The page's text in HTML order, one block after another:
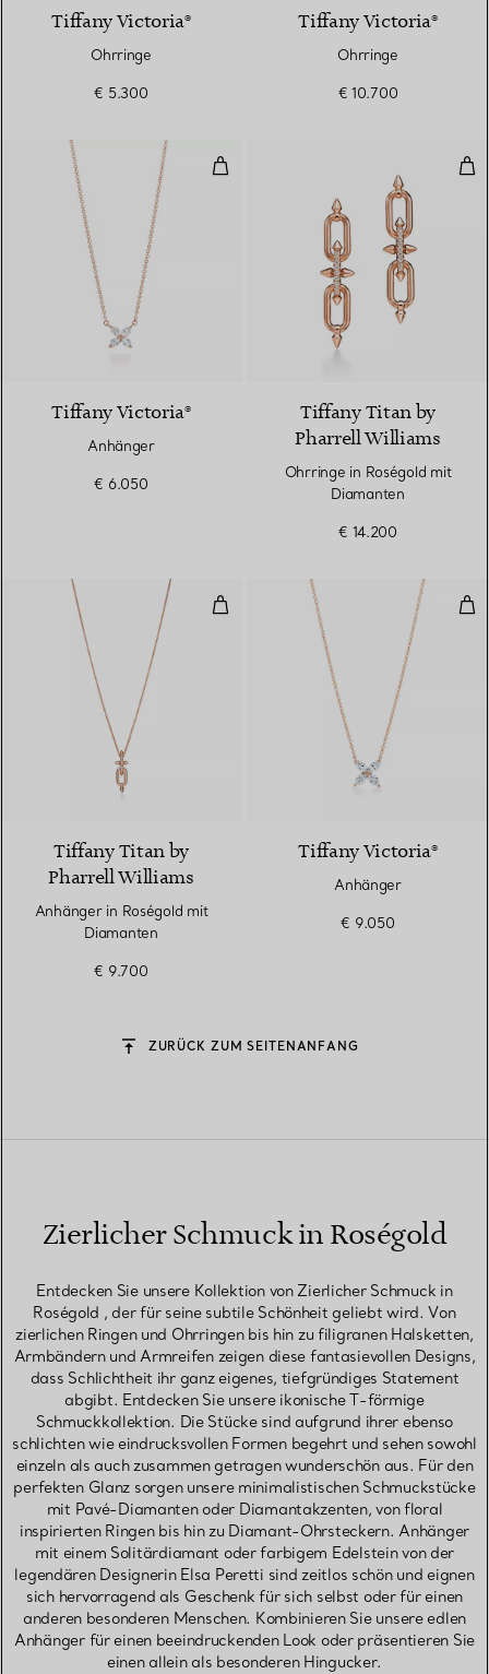
Tiffany Victoria®
Ohrringe
€ 5.300
Tiffany Victoria®
Ohrringe
€ 10.700
Anhänger
2 Materialien
Tiffany Victoria®
Anhänger
€ 6.050
Tiffany Titan by
Pharrell Williams
Ohrringe in Roségold mit
Diamanten
€ 14.200
Anhänger in Roségold mit
2 Materialien
Tiffany Titan by
Pharrell Williams
Anhänger in Roségold mit
Diamanten
€ 9.700
Tiffany Victoria®
Anhänger
€ 9.050
ZURÜCK ZUM SEITENANFANG
Zierlicher Schmuck in Roségold
Entdecken Sie unsere Kollektion von Zierlicher Schmuck in
Roségold , der für seine subtile Schönheit geliebt wird. Von
zierlichen Ringen und Ohrringen bis hin zu filigranen Halsketten,
Armbändern und Armreifen zeigen diese fantasievollen Designs,
dass Schlichtheit ihr ganz eigenes, tiefgründiges Statement
abgibt. Entdecken Sie unsere ikonische T-förmige
Schmuckkollektion. Die Stücke sind aufgrund ihrer ebenso
schlichten wie eindrucksvollen Formen begehrt und sehen sowohl
einzeln als auch zusammen getragen wunderschön aus. Für den
perfekten Glanz sorgen unsere minimalistischen Schmuckstücke
mit Pavé-Diamanten oder Diamantakzenten, von floral
inspirierten Ringen bis hin zu Diamant-Ohrsteckern. Anhänger
mit einem Solitärdiamant oder farbigem Edelstein von der
legendären Designerin Elsa Peretti sind zeitlos schön und eignen
sich hervorragend als Geschenk für sich selbst oder für einen
anderen besonderen Menschen. Kombinieren Sie unsere edlen
Anhänger für einen beeindruckenden Look oder präsentieren Sie
einen allein als besonderen Hingucker.